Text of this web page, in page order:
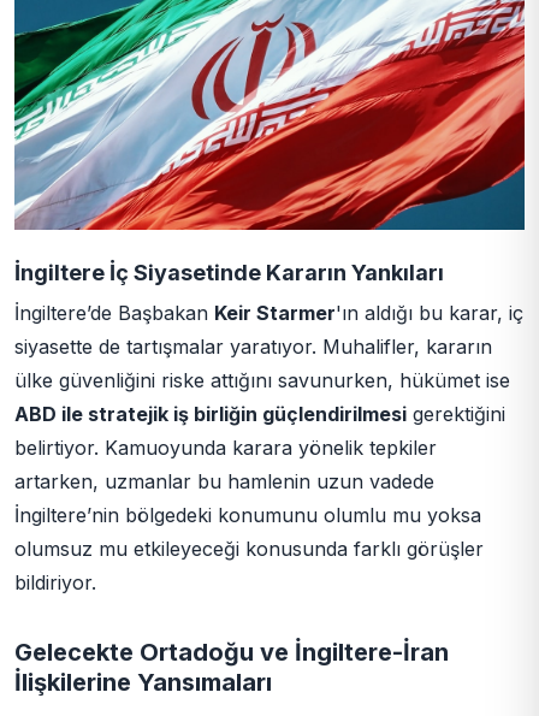
İngiltere İç Siyasetinde Kararın Yankıları
İngiltere’de Başbakan Keir Starmer'ın aldığı bu karar, iç
siyasette de tartışmalar yaratıyor. Muhalifler, kararın
ülke güvenliğini riske attığını savunurken, hükümet ise
ABD ile stratejik iş birliğin güçlendirilmesi gerektiğini
belirtiyor. Kamuoyunda karara yönelik tepkiler
artarken, uzmanlar bu hamlenin uzun vadede
İngiltere’nin bölgedeki konumunu olumlu mu yoksa
olumsuz mu etkileyeceği konusunda farklı görüşler
bildiriyor.
Gelecekte Ortadoğu ve İngiltere-İran
İlişkilerine Yansımaları